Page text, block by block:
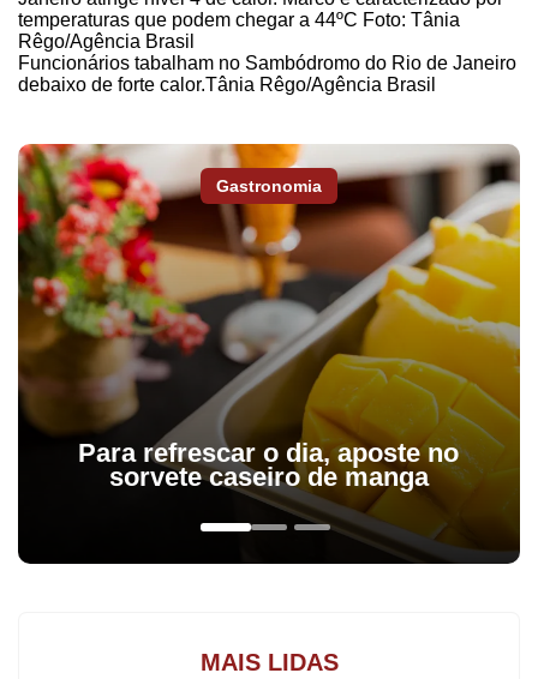
Funcionários tabalham no Sambódromo do Rio de Janeiro
debaixo de forte calor.Tânia Rêgo/Agência Brasil
Gastronomia
Para refrescar o dia, aposte no
sorvete caseiro de manga
MAIS LIDAS